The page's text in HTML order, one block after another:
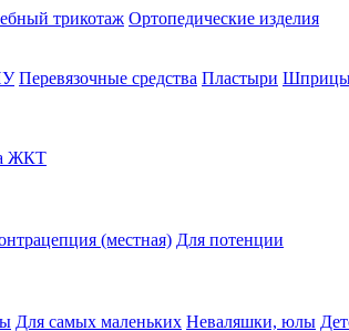
трикотаж Ортопедические изделия
Перевязочные средства Пластыри Шприцы,
ЖКТ
(местная) Для потенции
Для самых маленьких Неваляшки, юлы